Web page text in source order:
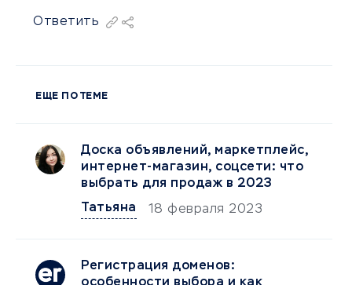
Ответить
ЕЩЕ ПО ТЕМЕ
Доска объявлений, маркетплейс,
интернет-магазин, соцсети: что
выбрать для продаж в 2023
Татьяна
18 февраля 2023
Регистрация доменов: